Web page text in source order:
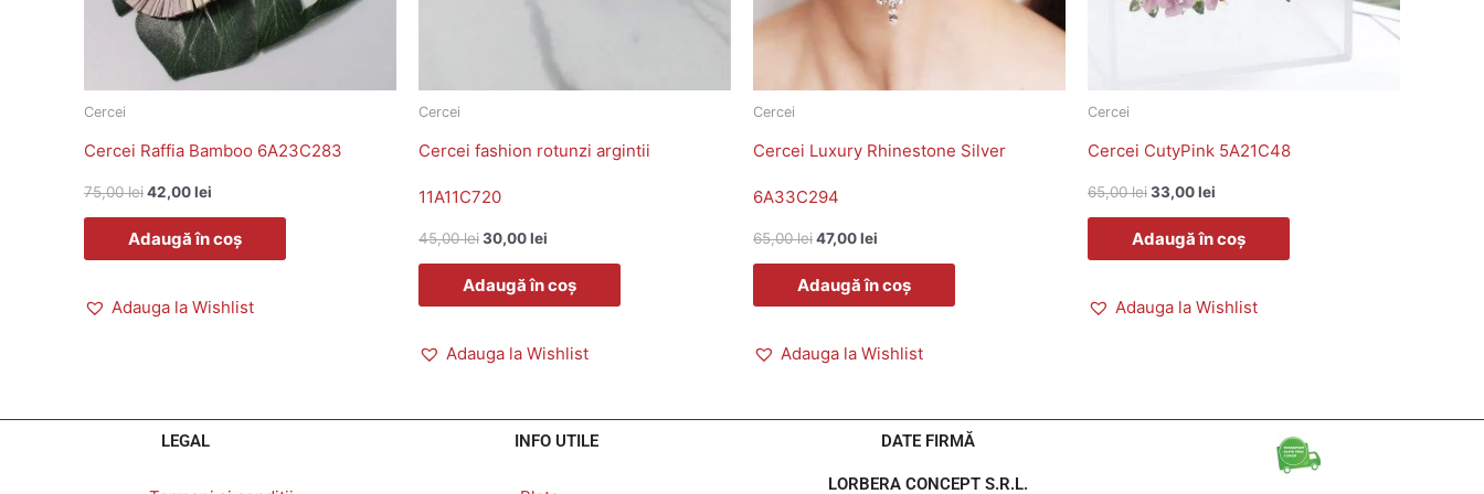
Cercei
Cercei Raffia Bamboo 6A23C283
75,00lei42,00lei
Adaugă în coș
Adauga la Wishlist
Cercei
Cercei fashion rotunzi argintii
11A11C720
45,00lei30,00lei
Adaugă în coș
Adauga la Wishlist
Cercei
Cercei Luxury Rhinestone Silver
6A33C294
65,00lei47,00lei
Adaugă în coș
Adauga la Wishlist
Cercei
Cercei CutyPink 5A21C48
65,00lei33,00lei
Adaugă în coș
Adauga la Wishlist
LEGAL INFO UTILE DATE FIRMĂ
LORBERA CONCEPT S.R.L.